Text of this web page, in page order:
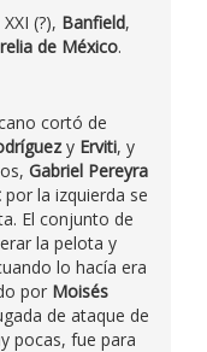
(?), Banfield,
de México.
cortó de
y Erviti, y
Gabriel Pereyra
por la izquierda se
El conjunto de
la pelota y
lo hacía era
por Moisés
de ataque de
pocas, fue para